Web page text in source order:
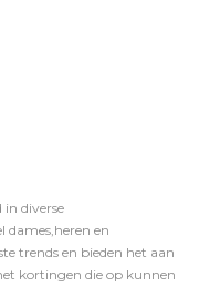
in diverse
dames,heren en
trends en bieden het aan
kortingen die op kunnen